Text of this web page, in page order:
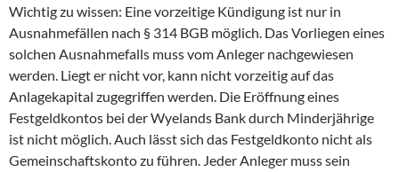
Wichtig zu wissen: Eine vorzeitige Kündigung ist nur in
Ausnahmefällen nach § 314 BGB möglich. Das Vorliegen eines
solchen Ausnahmefalls muss vom Anleger nachgewiesen
werden. Liegt er nicht vor, kann nicht vorzeitig auf das
Anlagekapital zugegriffen werden. Die Eröffnung eines
Festgeldkontos bei der Wyelands Bank durch Minderjährige
ist nicht möglich. Auch lässt sich das Festgeldkonto nicht als
Gemeinschaftskonto zu führen. Jeder Anleger muss sein